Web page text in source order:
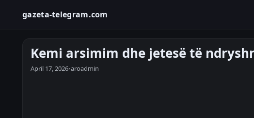
gazeta-telegram.com
Kemi arsimim dhe jetesë të
April 17, 2026•aroadmin